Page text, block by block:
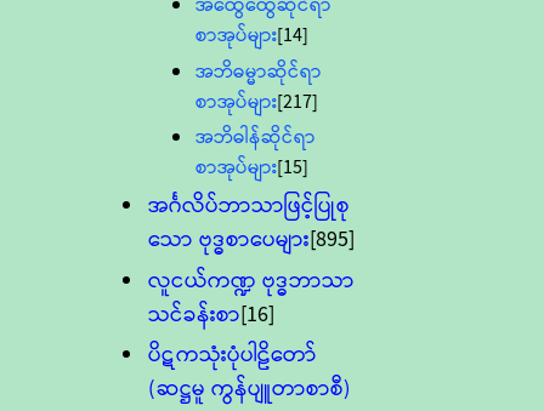
စာအုပ်များ[14]
အဘိဓမ္မာဆိုင်ရာ
စာအုပ်များ[217]
အဘိဓါန်ဆိုင်ရာ
စာအုပ်များ[15]
အင်္ဂလိပ်ဘာသာဖြင့်ပြုစု
သော ဗုဒ္ဓစာပေများ[895]
လူငယ်ကဏ္ဍ ဗုဒ္ဓဘာသာ
သင်ခန်းစာ[16]
ပိဋကသုံးပုံပါဠိတော်
(ဆဋ္ဌမူ ကွန်ပျူတာစာစီ)